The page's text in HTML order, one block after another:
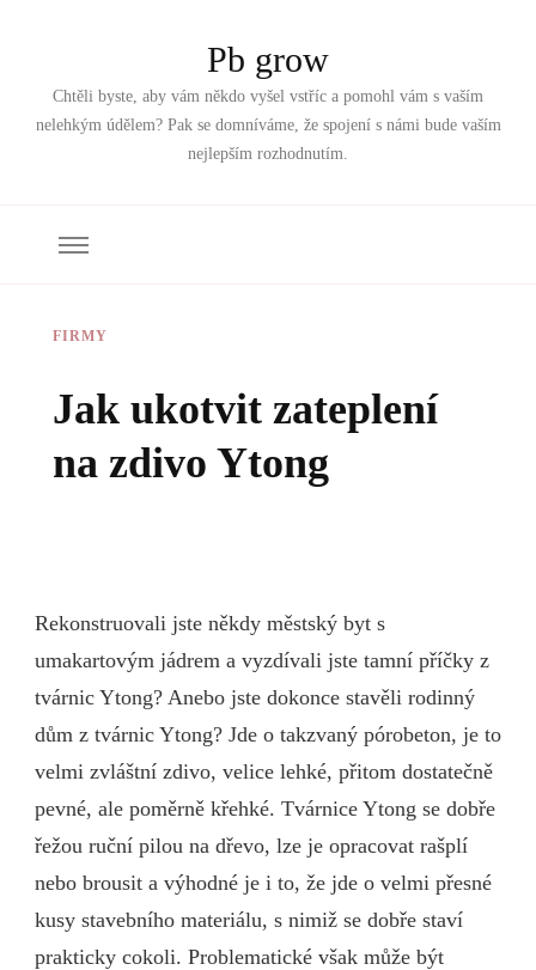
Pb grow
Chtěli byste, aby vám někdo vyšel vstříc a pomohl vám s vaším
nelehkým údělem? Pak se domníváme, že spojení s námi bude vaším
nejlepším rozhodnutím.
FIRMY
Jak ukotvit zateplení
na zdivo Ytong
Rekonstruovali jste někdy městský byt s
umakartovým jádrem a vyzdívali jste tamní příčky z
tvárnic Ytong? Anebo jste dokonce stavěli rodinný
dům z tvárnic Ytong? Jde o takzvaný pórobeton, je to
velmi zvláštní zdivo, velice lehké, přitom dostatečně
pevné, ale poměrně křehké. Tvárnice Ytong se dobře
řežou ruční pilou na dřevo, lze je opracovat rašplí
nebo brousit a výhodné je i to, že jde o velmi přesné
kusy stavebního materiálu, s nimiž se dobře staví
prakticky cokoli. Problematické však může být